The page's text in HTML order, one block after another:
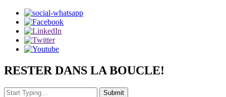
RESTER DANS LA BOUCLE!